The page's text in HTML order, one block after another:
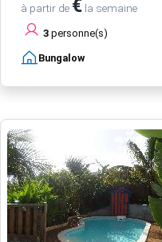
à partir de € la semaine
3 personne(s)
Bungalow